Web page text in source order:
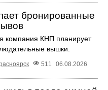
бронированные
компания КНП планирует
вышки.
511 06.08.2026